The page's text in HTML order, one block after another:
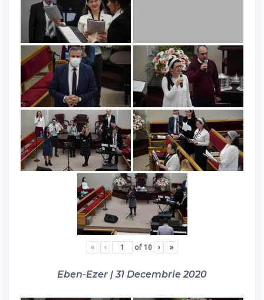
« ‹ of 10 › »
Eben-Ezer | 31 Decembrie 2020